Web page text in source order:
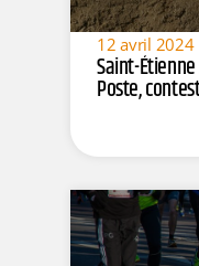
12 avril 2024
Saint-
Poste,